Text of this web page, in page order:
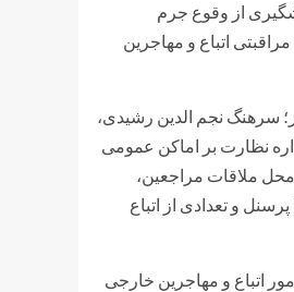
از وقوع جرم
اتباع و مهاجرین
سرهنگ نجم الدین رشیدی،
نظارت بر اماکن عمومی
ملاقات مراجعین،
و تعدادی از اتباع
اتباع و مهاجرین خارجی